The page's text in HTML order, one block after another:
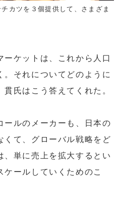
カツを３個提供して、さまざま
ケットは、これから人口
それについてどのように
氏はこう答えてくれた。
ールのメーカーも、日本の
くて、グローバル戦略をど
、単に売上を拡大するとい
ケールしていくためのこ